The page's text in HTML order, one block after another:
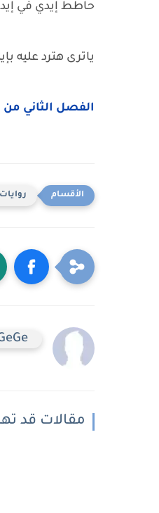
حاطط إيدي في إيد
ياترى هترد عليه
الفصل الثاني من
مقالات قد